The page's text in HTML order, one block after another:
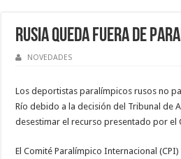
Rusia queda fuera de
NOVEDADES
Los deportistas paralímpicos rusos no
Río debido a la decisión del Tribunal de
desestimar el recurso presentado por el
El Comité Paralímpico Internacional